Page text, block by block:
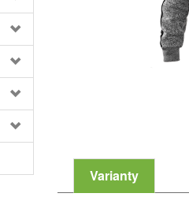
Varianty